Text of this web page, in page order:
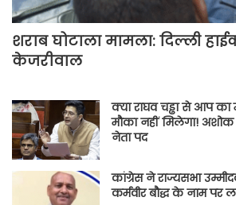
शराब घोटाला मामला: दिल्ली
केजरीवाल
क्या राघव चड्ढा से आप
मौका नहीं मिलेगा!
नेता पद
कांग्रेस ने राज्यसभा
कर्मवीर बौद्ध के नाम पर